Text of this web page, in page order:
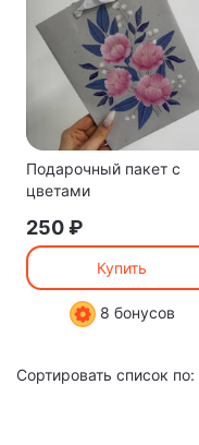
Подарочный пакет с
цветами
250 ₽
Купить
8 бонусов
Сортировать список по: